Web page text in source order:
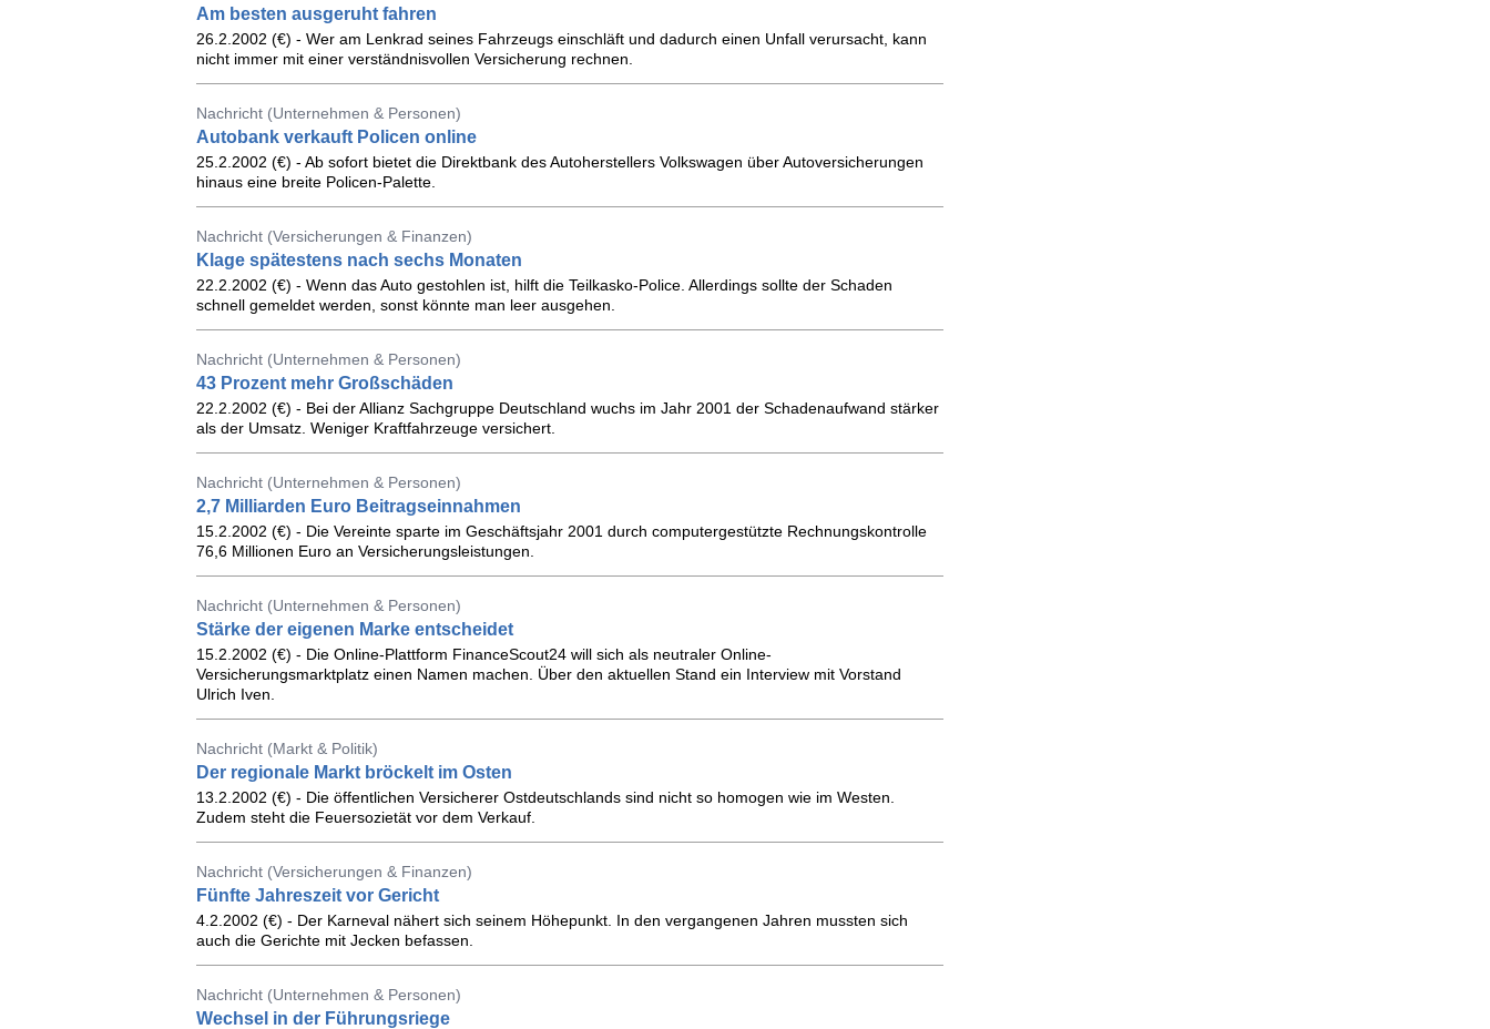
Am besten ausgeruht fahren
26.2.2002 (€) - Wer am Lenkrad seines Fahrzeugs einschläft und dadurch einen Unfall verursacht, kann
nicht immer mit einer verständnisvollen Versicherung rechnen.
Nachricht (Unternehmen & Personen)
Autobank verkauft Policen online
25.2.2002 (€) - Ab sofort bietet die Direktbank des Autoherstellers Volkswagen über Autoversicherungen
hinaus eine breite Policen-Palette.
Nachricht (Versicherungen & Finanzen)
Klage spätestens nach sechs Monaten
22.2.2002 (€) - Wenn das Auto gestohlen ist, hilft die Teilkasko-Police. Allerdings sollte der Schaden
schnell gemeldet werden, sonst könnte man leer ausgehen.
Nachricht (Unternehmen & Personen)
43 Prozent mehr Großschäden
22.2.2002 (€) - Bei der Allianz Sachgruppe Deutschland wuchs im Jahr 2001 der Schadenaufwand stärker
als der Umsatz. Weniger Kraftfahrzeuge versichert.
Nachricht (Unternehmen & Personen)
2,7 Milliarden Euro Beitragseinnahmen
15.2.2002 (€) - Die Vereinte sparte im Geschäftsjahr 2001 durch computergestützte Rechnungskontrolle
76,6 Millionen Euro an Versicherungsleistungen.
Nachricht (Unternehmen & Personen)
Stärke der eigenen Marke entscheidet
15.2.2002 (€) - Die Online-Plattform FinanceScout24 will sich als neutraler Online-
Versicherungsmarktplatz einen Namen machen. Über den aktuellen Stand ein Interview mit Vorstand
Ulrich Iven.
Nachricht (Markt & Politik)
Der regionale Markt bröckelt im Osten
13.2.2002 (€) - Die öffentlichen Versicherer Ostdeutschlands sind nicht so homogen wie im Westen.
Zudem steht die Feuersozietät vor dem Verkauf.
Nachricht (Versicherungen & Finanzen)
Fünfte Jahreszeit vor Gericht
4.2.2002 (€) - Der Karneval nähert sich seinem Höhepunkt. In den vergangenen Jahren mussten sich
auch die Gerichte mit Jecken befassen.
Nachricht (Unternehmen & Personen)
Wechsel in der Führungsriege